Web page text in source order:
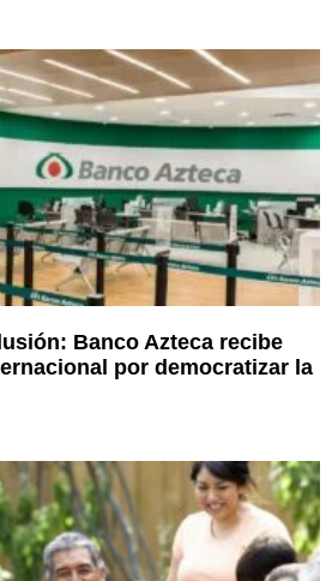
Banco Azteca recibe
por democratizar la